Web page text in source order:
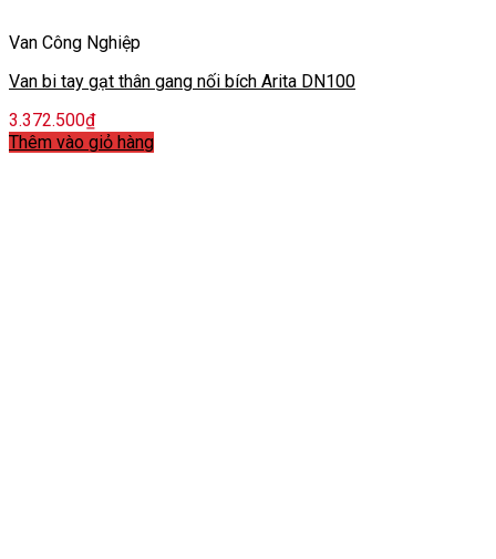
Van Công Nghiệp
Van bi tay gạt thân gang nối bích Arita DN100
3.372.500₫
Thêm vào giỏ hàng